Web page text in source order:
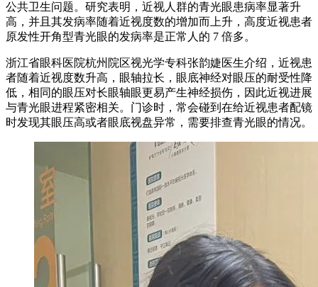
公共卫生问题。研究表明，近视人群的青光眼患病率显著升
高，并且其发病率随着近视度数的增加而上升，高度近视患者
原发性开角型青光眼的发病率是正常人的 7 倍多。
浙江省眼科医院杭州院区视光学专科张韵婕医生介绍，近视患
者随着近视度数升高，眼轴拉长，眼底神经对眼压的耐受性降
低，相同的眼压对长眼轴眼更易产生神经损伤，因此近视进展
与青光眼进程紧密相关。门诊时，常会碰到在给近视患者配镜
时发现其眼压高或者眼底视盘异常，需要排查青光眼的情况。